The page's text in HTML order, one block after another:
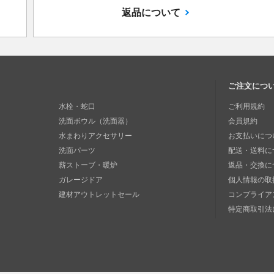
返品について
水栓・蛇口
洗面ボウル（洗面器）
水まわりアクセサリー
洗面パーツ
薪ストーブ・暖炉
ガレージドア
建材アウトレットセール
ご注文につ
ご利用規約
会員規約
お支払いにつ
配送・送料
返品・交換に
個人情報の
コンプライ
特定商取引